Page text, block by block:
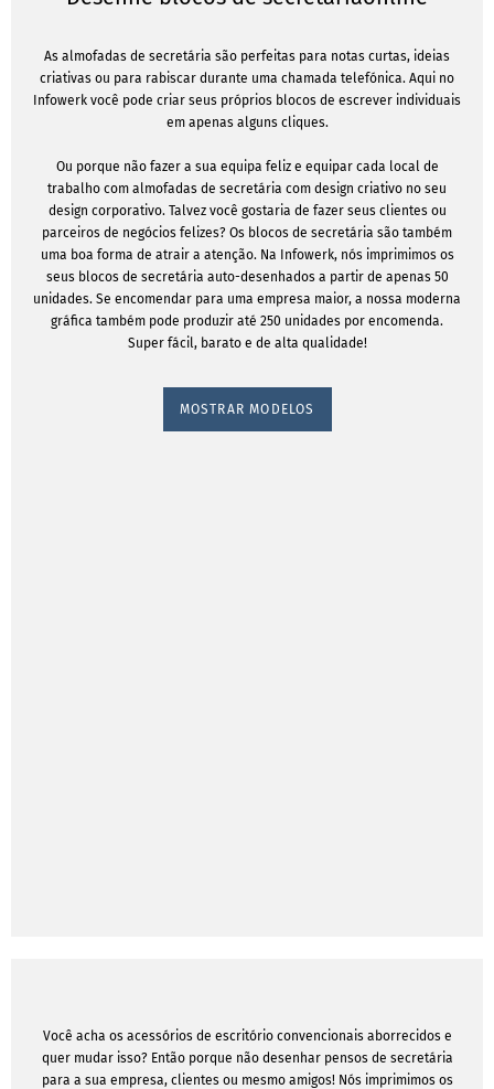
As almofadas de secretária são perfeitas para notas curtas, ideias
criativas ou para rabiscar durante uma chamada telefónica. Aqui no
Infowerk você pode criar seus próprios blocos de escrever individuais
em apenas alguns cliques.
Ou porque não fazer a sua equipa feliz e equipar cada local de
trabalho com almofadas de secretária com design criativo no seu
design corporativo. Talvez você gostaria de fazer seus clientes ou
parceiros de negócios felizes? Os blocos de secretária são também
uma boa forma de atrair a atenção. Na Infowerk, nós imprimimos os
seus blocos de secretária auto-desenhados a partir de apenas 50
unidades. Se encomendar para uma empresa maior, a nossa moderna
gráfica também pode produzir até 250 unidades por encomenda.
Super fácil, barato e de alta qualidade!
MOSTRAR MODELOS
Você acha os acessórios de escritório convencionais aborrecidos e
quer mudar isso? Então porque não desenhar pensos de secretária
para a sua empresa, clientes ou mesmo amigos! Nós imprimimos os